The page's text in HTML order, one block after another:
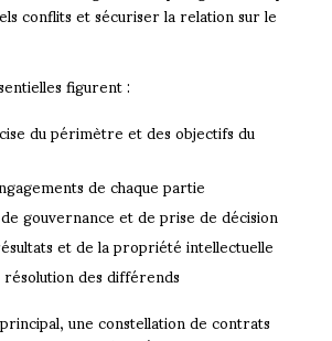
conflits et sécuriser la relation sur le
figurent :
du périmètre et des objectifs du
de chaque partie
gouvernance et de prise de décision
et de la propriété intellectuelle
des différends
une constellation de contrats